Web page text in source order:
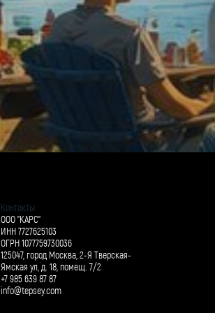
Контакты
ООО "КАРС"
ИНН 7727625103
ОГРН 1077759730036
125047, город Москва, 2-Я Тверская-
Ямская ул, д. 18, помещ. 7/2
+7 985 639 87 87
info@tepsey.com